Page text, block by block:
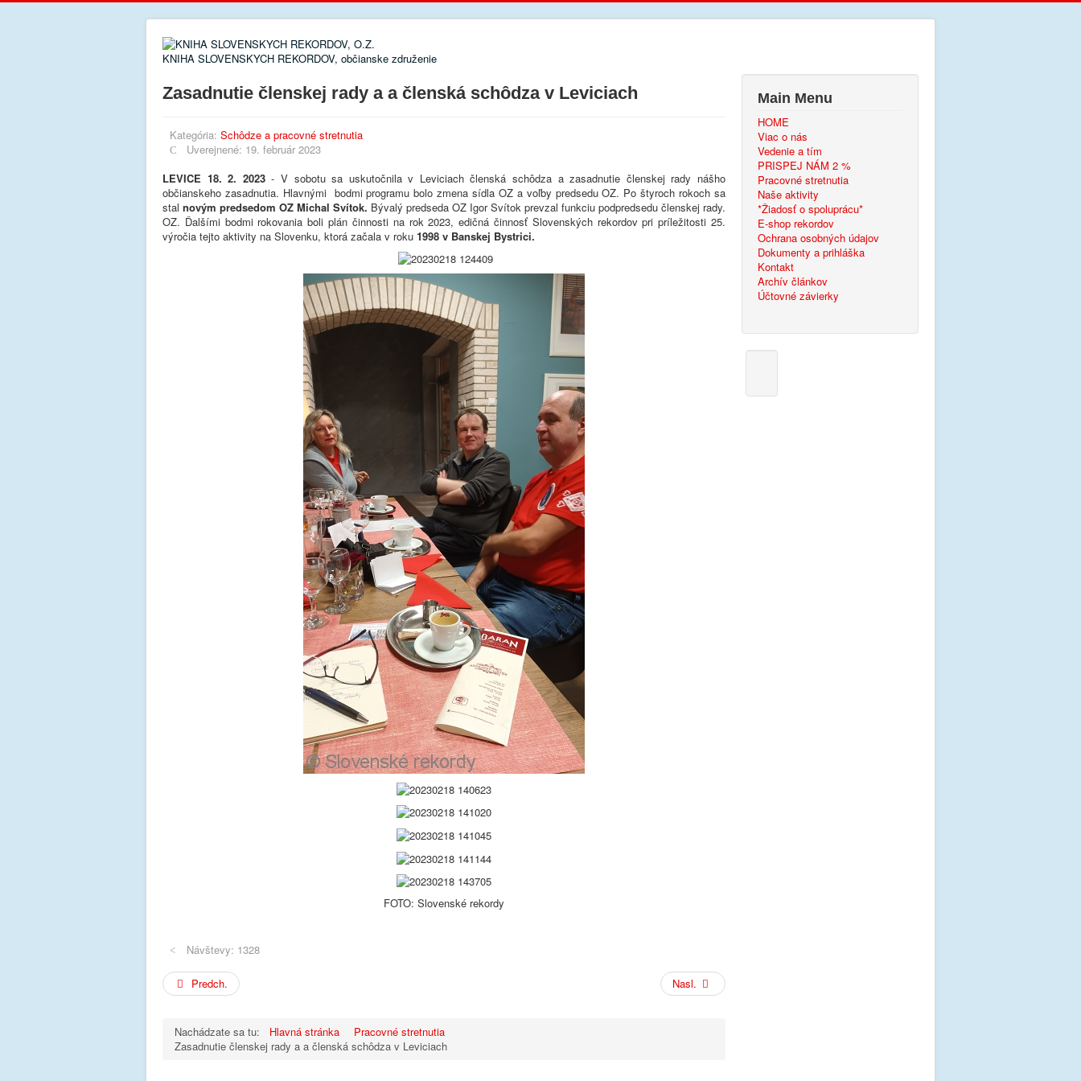
KNIHA SLOVENSKYCH REKORDOV, občianske združenie
Zasadnutie členskej rady a a členská schôdza v Leviciach
Kategória: Schôdze a pracovné stretnutia
Uverejnené: 19. február 2023
LEVICE 18. 2. 2023- V sobotu sa uskutočnila v Leviciach členská schôdza a zasadnutie členskej rady nášho
občianskeho zasadnutia. Hlavnými bodmi programu bolo zmena sídla OZ a voľby predsedu OZ. Po štyroch rokoch sa
stal novým predsedom OZ Michal Svítok. Bývalý predseda OZ Igor Svítok prevzal funkciu podpredsedu členskej rady.
OZ. Ďalšími bodmi rokovania boli plán činnosti na rok 2023, edičná činnosť Slovenských rekordov pri príležitosti 25.
výročia tejto aktivity na Slovenku, ktorá začala v roku 1998 v Banskej Bystrici.
FOTO: Slovenské rekordy
Návštevy: 1328
Predch. Nasl.
Nachádzate sa tu: Hlavná stránka
Pracovné stretnutia
Zasadnutie členskej rady a a členská schôdza v Leviciach
Main Menu
HOME
Viac o nás
Vedenie a tím
PRISPEJ NÁM 2 %
Pracovné stretnutia
Naše aktivity
*Žiadosť o spoluprácu*
E-shop rekordov
Ochrana osobných údajov
Dokumenty a prihláška
Kontakt
Archív článkov
Účtovné závierky